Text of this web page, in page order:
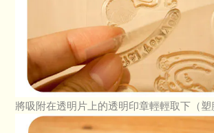
將吸附在透明片上的透明印章輕輕取下（塑